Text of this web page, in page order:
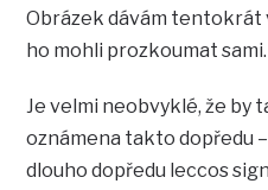
Obrázek dávám tentokrát
ho mohli prozkoumat sami.
Je velmi neobvyklé, že by
oznámena takto dopředu
dlouho dopředu leccos